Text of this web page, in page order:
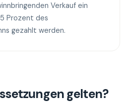
Verkauf ein
Prozent des
gezahlt werden.
gelten?